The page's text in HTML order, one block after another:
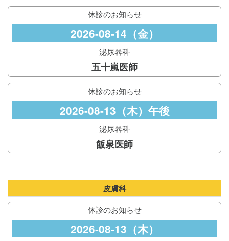
休診のお知らせ
2026-08-14（金）
泌尿器科
五十嵐医師
休診のお知らせ
2026-08-13（木）午後
泌尿器科
飯泉医師
皮膚科
休診のお知らせ
2026-08-13（木）